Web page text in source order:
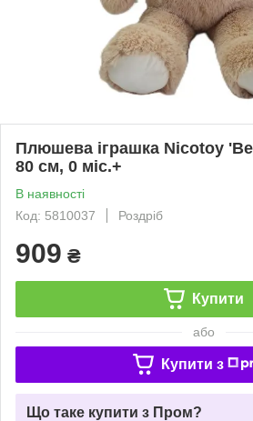
Плюшева іграшка Nicotoy
80 см, 0 міс.+
В наявності
Код: 5810037
Роздріб
909 ₴
Купити
або
Купити з
Що таке купити з Пром?